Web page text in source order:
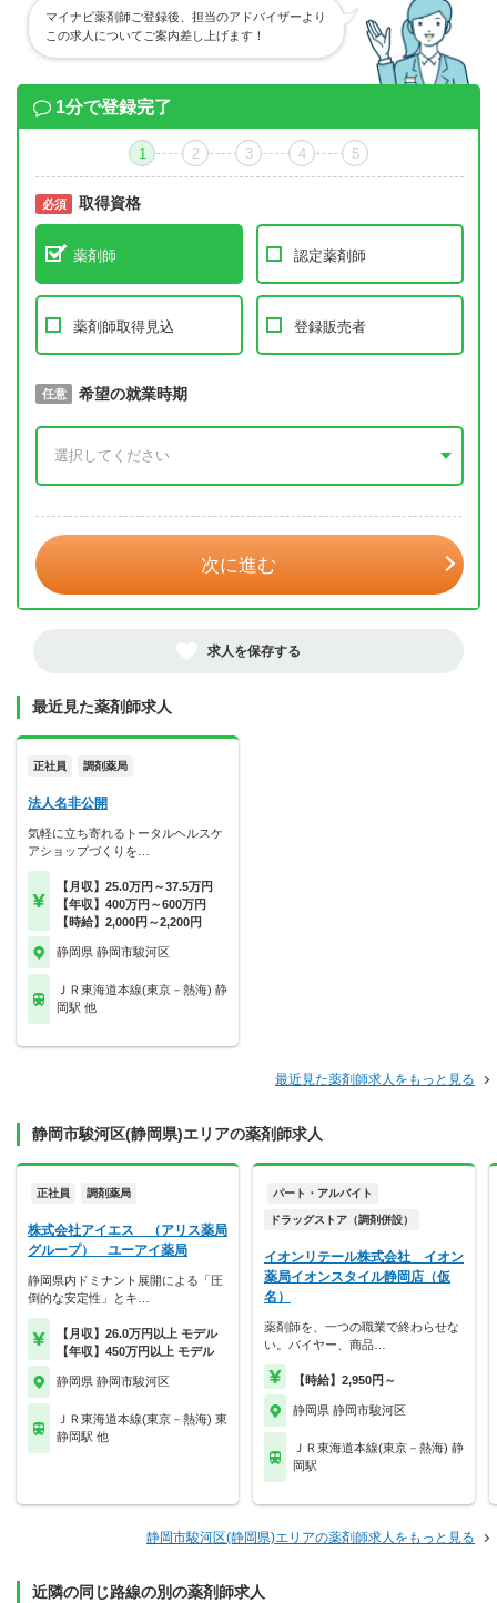
マイナビ薬剤師ご登録後、担当のアドバイザーより
この求人についてご案内差し上げます！
1分で登録完了
1 2 3 4 5
必須 取得資格
薬剤師 認定薬剤師
薬剤師取得見込 登録販売者
必須 取得予定年
任意 希望の就業時期
次に進む
求人を保存する
最近見た薬剤師求人
正社員 調剤薬局
法人名非公開
気軽に立ち寄れるトータルヘルスケ
アショップづくりを…
【月収】25.0万円～37.5万円
【年収】400万円～600万円
【時給】2,000円～2,200円
静岡県 静岡市駿河区
ＪＲ東海道本線(東京－熱海) 静
岡駅 他
最近見た薬剤師求人をもっと見る
静岡市駿河区(静岡県)エリアの薬剤師求人
正社員 調剤薬局
株式会社アイエス （アリス薬局
グループ） ユーアイ薬局
静岡県内ドミナント展開による「圧
倒的な安定性」とキ…
【月収】26.0万円以上 モデル
【年収】450万円以上 モデル
静岡県 静岡市駿河区
ＪＲ東海道本線(東京－熱海) 東
静岡駅 他
パート・アルバイト
ドラッグストア（調剤併設）
イオンリテール株式会社 イオン
薬局イオンスタイル静岡店（仮
名）
薬剤師を、一つの職業で終わらせな
い。バイヤー、商品…
【時給】2,950円～
静岡県 静岡市駿河区
ＪＲ東海道本線(東京－熱海) 静
岡駅
静岡市駿河区(静岡県)エリアの薬剤師求人をもっと見る
近隣の同じ路線の別の薬剤師求人